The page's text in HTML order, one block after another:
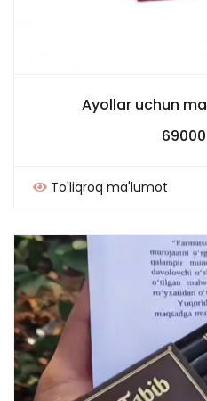
Ayollar uchun
69000
To'liqroq ma'lumot